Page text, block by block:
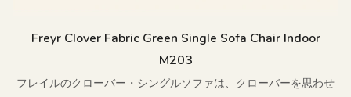
Freyr Clover Fabric Green Single Sofa Chair Indoor
M203
フレイルのクローバー・シングルソファは、クローバーを思わせ